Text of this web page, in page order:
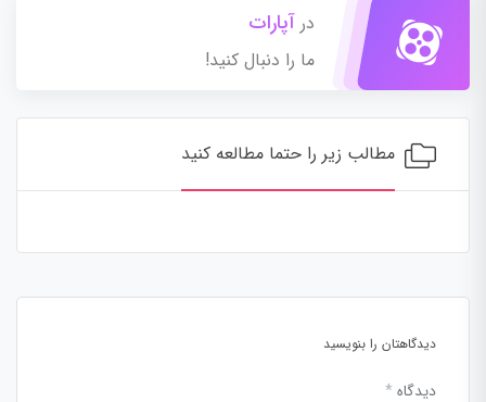
در آپارات
ما را دنبال کنید!
مطالب زیر را حتما مطالعه کنید
دیدگاهتان را بنویسید
دیدگاه *